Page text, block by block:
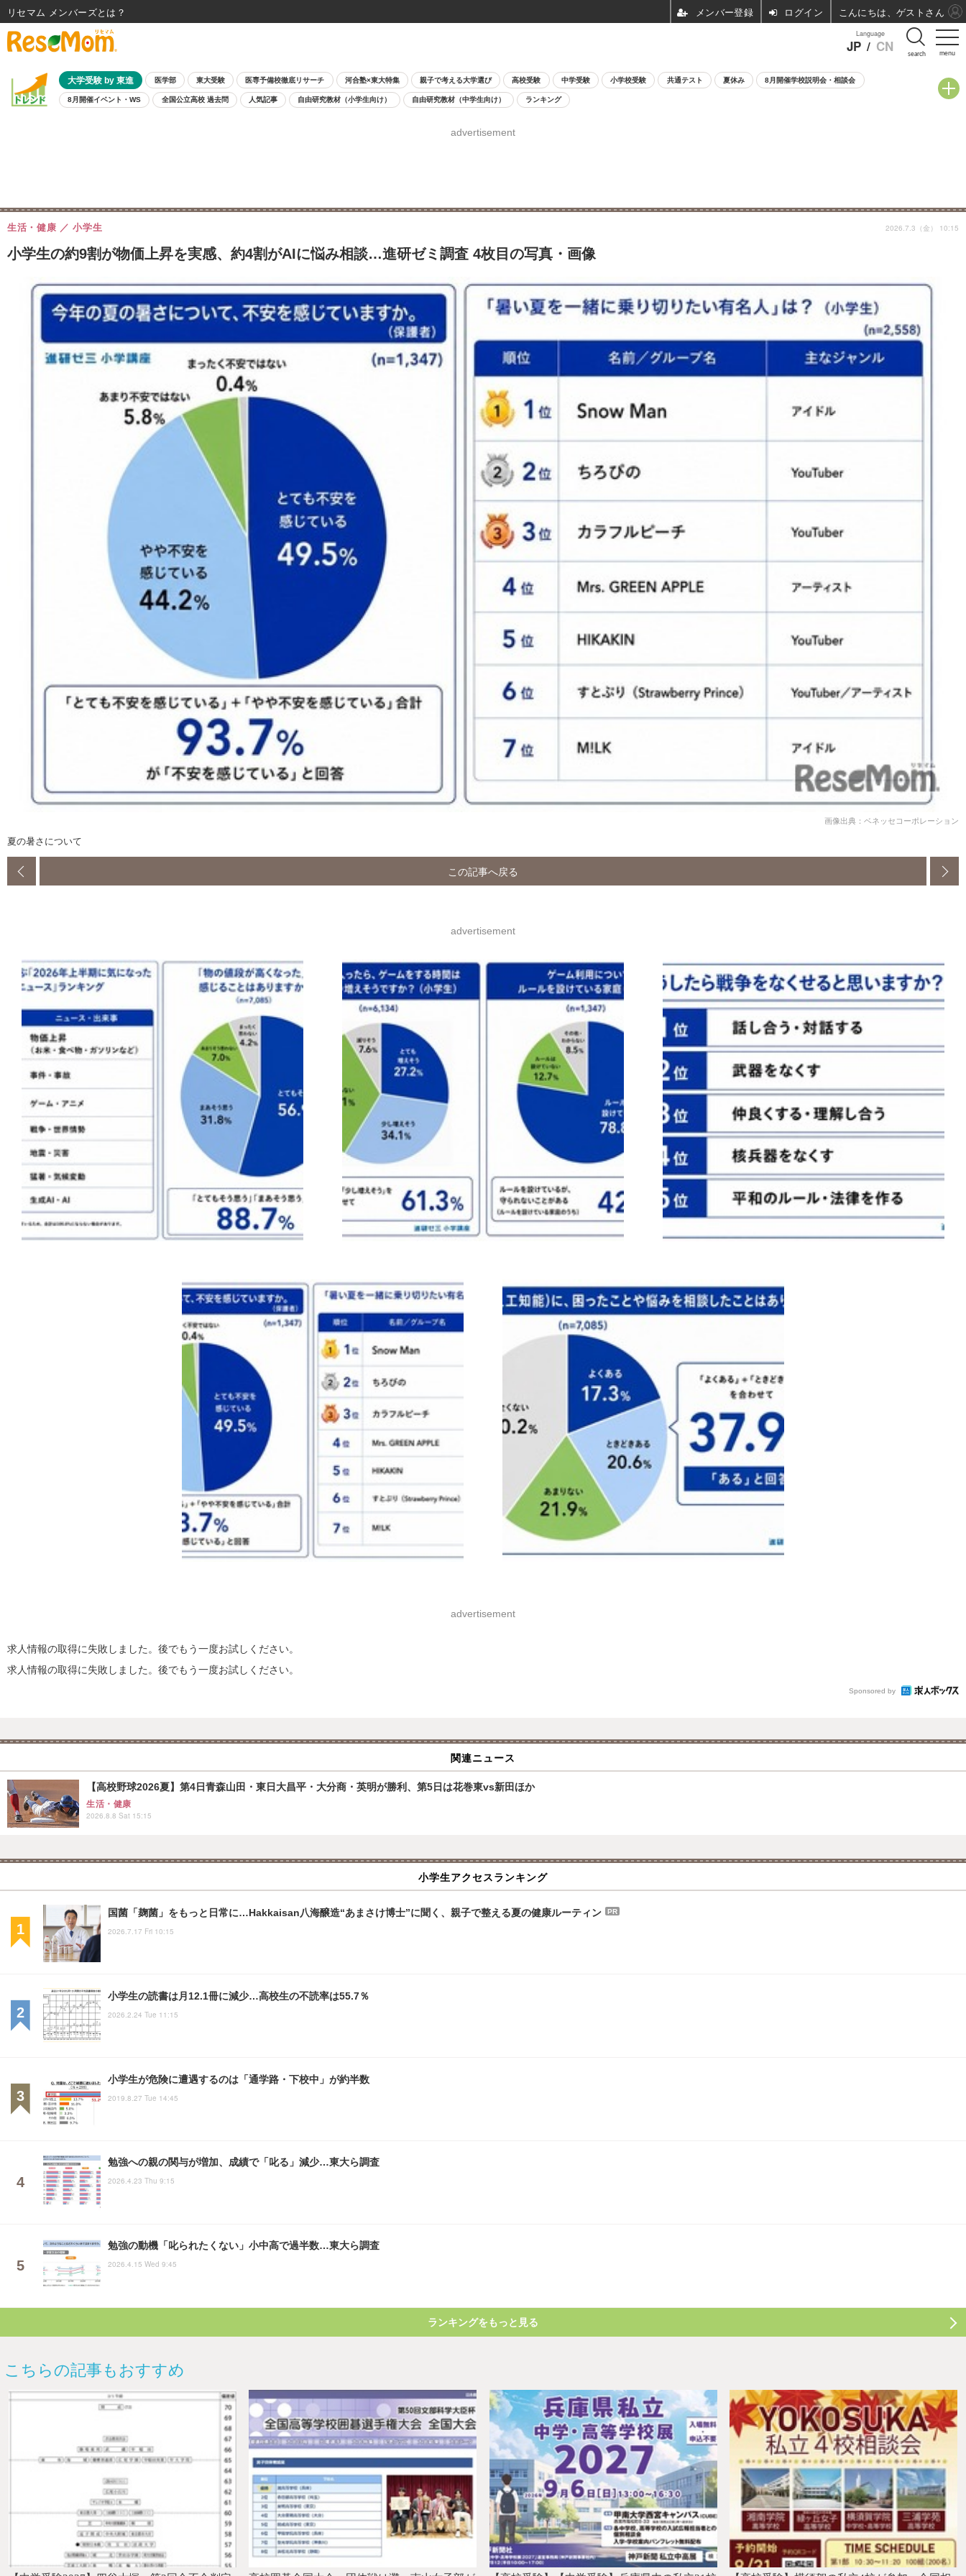
menu
Language
JP / CN search
大学受験 by 東進 医学部 東大受験 医専予備校徹底リサーチ 河合塾×東大特集 親子で考える大学選び 高校受験 中学受験 小学校受験 共通テスト 夏休み 8月開催学校説明会・相談会
8月開催イベント・WS 全国公立高校 過去問 人気記事 自由研究教材（小学生向け） 自由研究教材（中学生向け） ランキング
advertisement
小学生の約9割が物価上昇を実感、約4割がAIに悩み相談…進研ゼミ調査 4枚目の写真・画像
生活・健康 小学生 2026.7.3（金） 10:15
画像出典：ベネッセコーポレーション
夏の暑さについて
この記事へ戻る
advertisement
advertisement
求人情報の取得に失敗しました。後でもう一度お試しください。
求人情報の取得に失敗しました。後でもう一度お試しください。
Sponsored by
関連ニュース
【高校野球2026夏】第4日青森山田・東日大昌平・大分商・英明が勝利、第5日は花巻東vs新田ほか
生活・健康
2026.8.8 Sat 15:15
小学生アクセスランキング
国菌「麹菌」をもっと日常に…Hakkaisan八海醸造“あまさけ博士”に聞く、親子で整える夏の健康ルーティン PR
2026.7.17 Fri 10:15
小学生の読書は月12.1冊に減少…高校生の不読率は55.7％
2026.2.24 Tue 11:15
小学生が危険に遭遇するのは「通学路・下校中」が約半数
2019.8.27 Tue 14:45
勉強への親の関与が増加、成績で「叱る」減少…東大ら調査
2026.4.23 Thu 9:15
勉強の動機「叱られたくない」小中高で過半数…東大ら調査
2026.4.15 Wed 9:45
ランキングをもっと見る
こちらの記事もおすすめ
リセマム メンバーズ ログイン こんにちは、ゲストさん